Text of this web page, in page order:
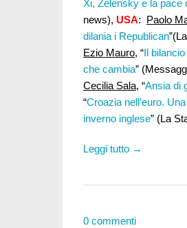
Xi, Zelensky e la pace
news), USA: Paolo
dilania i Republican
Ezio Mauro, “Il
che cambia”
Cecilia Sala, “Ansia di
“Croazia nell’euro.
inverno inglese” (La
Leggi tutto →
0 commenti